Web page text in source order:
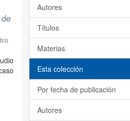
Autores
Títulos
Materias
Esta colección
Por fecha de publicación
Autores